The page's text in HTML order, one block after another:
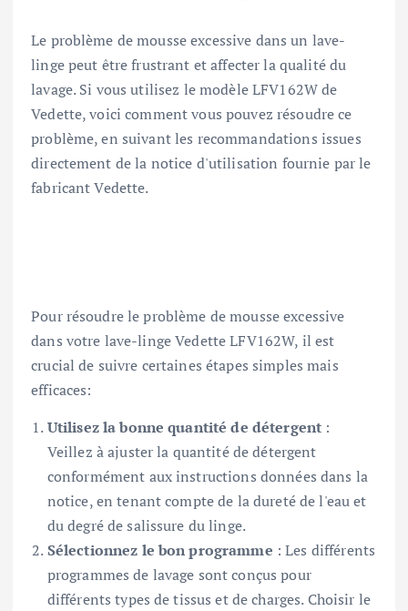
Le problème de mousse excessive dans un lave-
linge peut être frustrant et affecter la qualité du
lavage. Si vous utilisez le modèle LFV162W de
Vedette, voici comment vous pouvez résoudre ce
problème, en suivant les recommandations issues
directement de la notice d'utilisation fournie par le
fabricant Vedette.
Pour résoudre le problème de mousse excessive
dans votre lave-linge Vedette LFV162W, il est
crucial de suivre certaines étapes simples mais
efficaces:
Utilisez la bonne quantité de détergent :
Veillez à ajuster la quantité de détergent
conformément aux instructions données dans la
notice, en tenant compte de la dureté de l'eau et
du degré de salissure du linge.
Sélectionnez le bon programme : Les différents
programmes de lavage sont conçus pour
différents types de tissus et de charges. Choisir le